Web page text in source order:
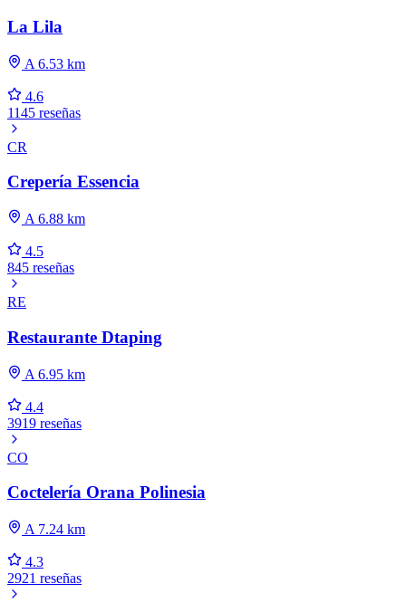
La Lila
A 6.53 km
4.6
1145 reseñas
CR
Crepería Essencia
A 6.88 km
4.5
845 reseñas
RE
Restaurante Dtaping
A 6.95 km
4.4
3919 reseñas
CO
Coctelería Orana Polinesia
A 7.24 km
4.3
2921 reseñas